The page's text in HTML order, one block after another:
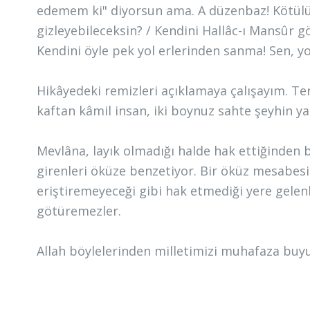
edemem ki" diyorsun ama. A düzenbaz!
gizleyebileceksin? / Kendini Hallâc-ı Mansûr
Kendini öyle pek yol erlerinden sanma! Sen,
Hikâyedeki remizleri açıklamaya çalışayım.
kaftan kâmil insan, iki boynuz sahte şeyhin
Mevlâna, layık olmadığı halde hak ettiğinden
girenleri öküze benzetiyor. Bir öküz
eriştiremeyeceği gibi hak etmediği yere
götüremezler.
Allah böylelerinden milletimizi muhafaza